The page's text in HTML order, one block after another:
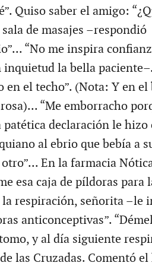
Quiso saber el amigo:
sala de masajes –respondió
“No me inspira
la bella
el techo”. (Nota: Y en el
“Me emborracho
patética declaración le hizo
al ebrio que bebía a
En la farmacia
esa caja de píldoras para
la respiración, señorita –le
anticonceptivas”.
y al día siguiente
las Cruzadas. Comentó